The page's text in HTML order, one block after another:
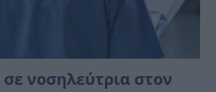
νοσηλεύτρια στον